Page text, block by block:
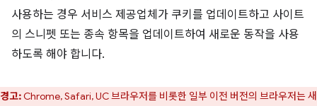
사용하는 경우 서비스 제공업체가 쿠키를 업데이트하고 사이트
의 스니펫 또는 종속 항목을 업데이트하여 새로운 동작을 사용
하도록 해야 합니다.
경고:Chrome, Safari, UC 브라우저를 비롯한 일부 이전 버전의 브라우저는